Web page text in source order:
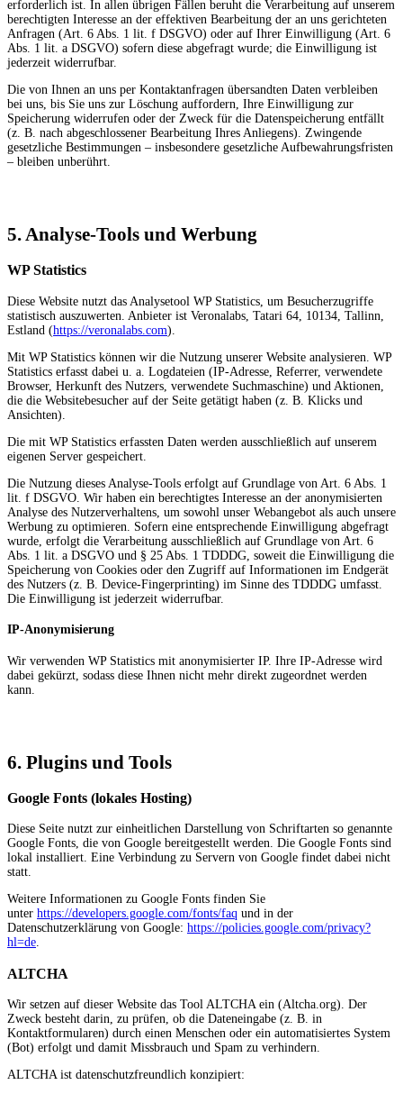
erforderlich ist. In allen übrigen Fällen beruht die Verarbeitung auf unserem
berechtigten Interesse an der effektiven Bearbeitung der an uns gerichteten
Anfragen (Art. 6 Abs. 1 lit. f DSGVO) oder auf Ihrer Einwilligung (Art. 6
Abs. 1 lit. a DSGVO) sofern diese abgefragt wurde; die Einwilligung ist
jederzeit widerrufbar.
Die von Ihnen an uns per Kontaktanfragen übersandten Daten verbleiben
bei uns, bis Sie uns zur Löschung auffordern, Ihre Einwilligung zur
Speicherung widerrufen oder der Zweck für die Datenspeicherung entfällt
(z. B. nach abgeschlossener Bearbeitung Ihres Anliegens). Zwingende
gesetzliche Bestimmungen – insbesondere gesetzliche Aufbewahrungsfristen
– bleiben unberührt.
5. Analyse-Tools und Werbung
WP Statistics
Diese Website nutzt das Analysetool WP Statistics, um Besucherzugriffe
statistisch auszuwerten. Anbieter ist Veronalabs, Tatari 64, 10134, Tallinn,
Estland (https://veronalabs.com).
Mit WP Statistics können wir die Nutzung unserer Website analysieren. WP
Statistics erfasst dabei u. a. Logdateien (IP-Adresse, Referrer, verwendete
Browser, Herkunft des Nutzers, verwendete Suchmaschine) und Aktionen,
die die Websitebesucher auf der Seite getätigt haben (z. B. Klicks und
Ansichten).
Die mit WP Statistics erfassten Daten werden ausschließlich auf unserem
eigenen Server gespeichert.
Die Nutzung dieses Analyse-Tools erfolgt auf Grundlage von Art. 6 Abs. 1
lit. f DSGVO. Wir haben ein berechtigtes Interesse an der anonymisierten
Analyse des Nutzerverhaltens, um sowohl unser Webangebot als auch unsere
Werbung zu optimieren. Sofern eine entsprechende Einwilligung abgefragt
wurde, erfolgt die Verarbeitung ausschließlich auf Grundlage von Art. 6
Abs. 1 lit. a DSGVO und § 25 Abs. 1 TDDDG, soweit die Einwilligung die
Speicherung von Cookies oder den Zugriff auf Informationen im Endgerät
des Nutzers (z. B. Device-Fingerprinting) im Sinne des TDDDG umfasst.
Die Einwilligung ist jederzeit widerrufbar.
IP-Anonymisierung
Wir verwenden WP Statistics mit anonymisierter IP. Ihre IP-Adresse wird
dabei gekürzt, sodass diese Ihnen nicht mehr direkt zugeordnet werden
kann.
6. Plugins und Tools
Google Fonts (lokales Hosting)
Diese Seite nutzt zur einheitlichen Darstellung von Schriftarten so genannte
Google Fonts, die von Google bereitgestellt werden. Die Google Fonts sind
lokal installiert. Eine Verbindung zu Servern von Google findet dabei nicht
statt.
Weitere Informationen zu Google Fonts finden Sie
unter https://developers.google.com/fonts/faq und in der
Datenschutzerklärung von Google: https://policies.google.com/privacy?
hl=de.
ALTCHA
Wir setzen auf dieser Website das Tool ALTCHA ein (Altcha.org). Der
Zweck besteht darin, zu prüfen, ob die Dateneingabe (z. B. in
Kontaktformularen) durch einen Menschen oder ein automatisiertes System
(Bot) erfolgt und damit Missbrauch und Spam zu verhindern.
ALTCHA ist datenschutzfreundlich konzipiert: